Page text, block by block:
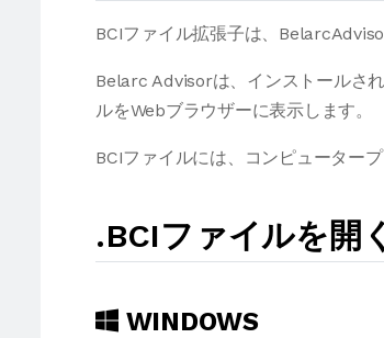
BCIファイル拡張子は、
Belarc Advisorは、インストールさ
ルをWebブラウザーに表示します。
BCIファイルには、コンピューター
.BCIファイルを開
WINDOWS